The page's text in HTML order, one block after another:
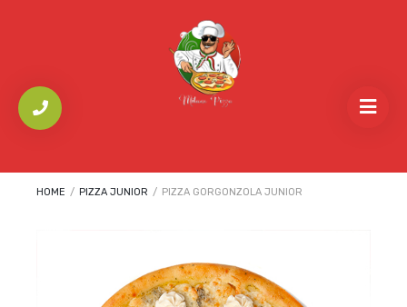
HOME / PIZZA JUNIOR / PIZZA GORGONZOLA JUNIOR